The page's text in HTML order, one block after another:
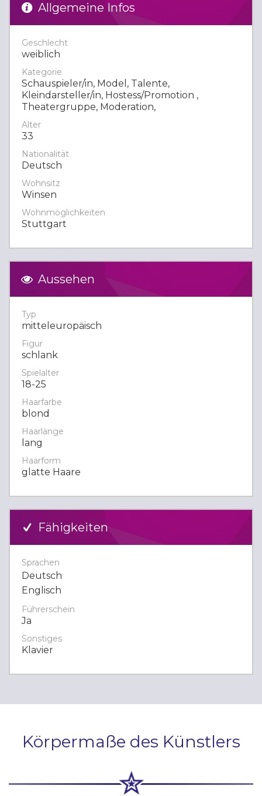
Allgemeine Infos
Geschlecht
weiblich
Kategorie
Schauspieler/in, Model, Talente,
Kleindarsteller/in, Hostess/Promotion ,
Theatergruppe, Moderation,
Alter
33
Nationalität
Deutsch
Wohnsitz
Winsen
Wohnmöglichkeiten
Stuttgart
Aussehen
Typ
mitteleuropäisch
Figur
schlank
Spielalter
18-25
Haarfarbe
blond
Haarlänge
lang
Haarform
glatte Haare
Fähigkeiten
Sprachen
Deutsch
Englisch
Führerschein
Ja
Sonstiges
Klavier
Körpermaße des Künstlers